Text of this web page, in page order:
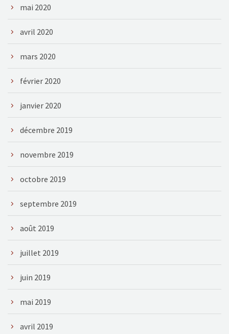
mai 2020
avril 2020
mars 2020
février 2020
janvier 2020
décembre 2019
novembre 2019
octobre 2019
septembre 2019
août 2019
juillet 2019
juin 2019
mai 2019
avril 2019